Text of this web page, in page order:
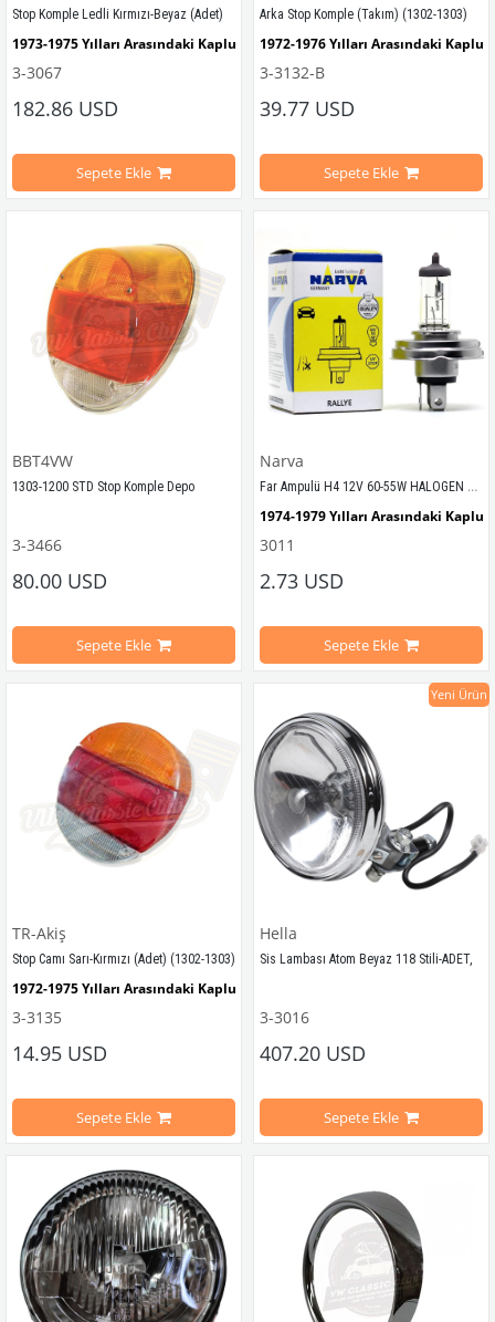
Stop Komple Ledli Kırmızı-Beyaz (Adet)
1973-1975 Yılları Arasındaki Kaplumbağa Modelleri İle Uyumludur
1303 Kaplumbağa Modelleri İle Uyumludur
3-3067
182.86 USD
Sepete Ekle
Arka Stop Komple (Takım) (1302-1303)
1972-1976 Yılları Arasındaki
1302-1303 Kaplumbağa Modelleri
Standart Kasalarla Uyumludur
VWCC Parça No: 3-3132   OEM
3-3132-B
39.77 USD
Sepete Ekle
BBT4VW
1303-1200 STD Stop Komple Depo
113945097
3-3466
80.00 USD
Sepete Ekle
Narva
Far Ampulü H4 12V 60-55W HALOGEN TABLALI
1974-1979 Yılları Arasındaki
VWC Parça No: 3011 OEM Parça
3011
2.73 USD
Sepete Ekle
TR-Akiş
Stop Camı Sarı-Kırmızı (Adet) (1302-1303)
1972-1975 Yılları Arasındaki Kaplumbağa Modelleri İle Uyumludur
1302-1303 Kaplumbağa Modelleri İle Uyumludur
VWCC Parça No : 3-3135 OEM Parça No : 135945223C
3-3135
14.95 USD
Sepete Ekle
Hella
Sis Lambası Atom Beyaz 118 Stili-ADET,
1950 - 1979 Yılları Arasındaki
1979 - 1992 Yılları Arasındaki
1955 - 1974 Yılları Arasındaki
3-3016
407.20 USD
Sepete Ekle
Yeni Ürün